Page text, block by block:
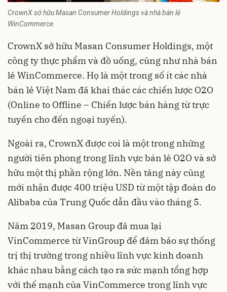
CrownX sở hữu Masan Consumer Holdings và nhà bán lẻ
WinCommerce.
CrownX sở hữu Masan Consumer Holdings, một
công ty thực phẩm và đồ uống, cũng như nhà bán
lẻ WinCommerce. Họ là một trong số ít các nhà
bán lẻ Việt Nam đã khai thác các chiến lược O2O
(Online to Offline – Chiến lược bán hàng từ trực
tuyến cho đến ngoại tuyến).
Ngoài ra, CrownX được coi là một trong những
người tiên phong trong lĩnh vực bán lẻ O2O và sở
hữu một thị phần rộng lớn. Nền tảng này cũng
mới nhận được 400 triệu USD từ một tập đoàn do
Alibaba của Trung Quốc dẫn đầu vào tháng 5.
Năm 2019, Masan Group đã mua lại
VinCommerce từ VinGroup để đảm bảo sự thống
trị thị trường trong nhiều lĩnh vực kinh doanh
khác nhau bằng cách tạo ra sức mạnh tổng hợp
với thế mạnh của VinCommerce trong lĩnh vực